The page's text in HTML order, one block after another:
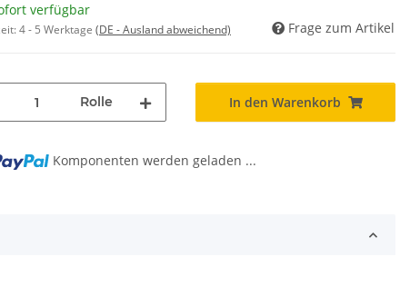
verfügbar
4 - 5 Werktage (DE - Ausland abweichend) Frage zum Artikel
Rolle In den Warenkorb
Komponenten werden geladen ...